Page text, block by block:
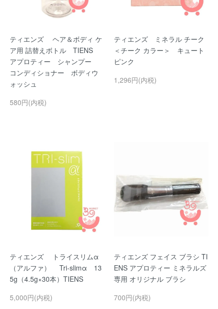
ティエンズ ヘア＆ボディ ケ
ア用 詰替えボトル TIENS
アプロティー シャンプー
コンディショナー ボディウ
ォッシュ
580円(内税)
ティエンズ ミネラル チーク
＜チーク カラー＞ キュート
ピンク
1,296円(内税)
ティエンズ トライスリムα
（アルファ） Tri-slimα 13
5g（4.5g×30本）TIENS
5,000円(内税)
ティエンズ フェイス ブラシ TI
ENS アプロティー ミネラルズ
専用 オリジナル ブラシ
700円(内税)